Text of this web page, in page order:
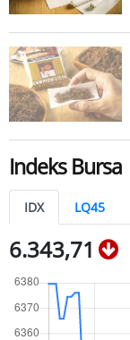
Indeks Bursa
IDX LQ45
6.343,71